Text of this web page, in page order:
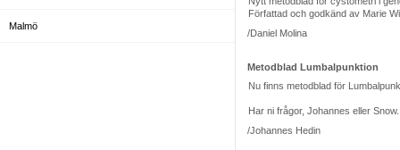
Malmö
Författad och godkänd av Marie
/Daniel Molina
Metodblad Lumbalpunktion
Nu finns metodblad för
Har ni frågor, Johannes eller Snow.
/Johannes Hedin